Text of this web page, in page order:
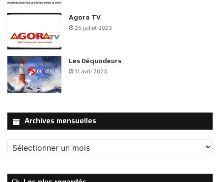
Agora TV
25 juillet 2023
Les Déquodeurs
11 avril 2023
Archives mensuelles
Archives
mensuelles